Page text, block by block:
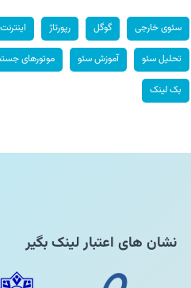
سئوی خارجی گوگل رپورتاژ اینترنت
تحلیل سئو آموزش سئو موتورهای جستجو
بک لینک
نشان های اعتبار لینک بگیر